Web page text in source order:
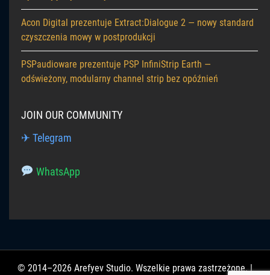
Acon Digital prezentuje Extract:Dialogue 2 — nowy standard
czyszczenia mowy w postprodukcji
PSPaudioware prezentuje PSP InfiniStrip Earth —
odświeżony, modularny channel strip bez opóźnień
JOIN OUR COMMUNITY
✈ Telegram
WhatsApp
© 2014–2026 Arefyev Studio. Wszelkie prawa zastrzeżone. |